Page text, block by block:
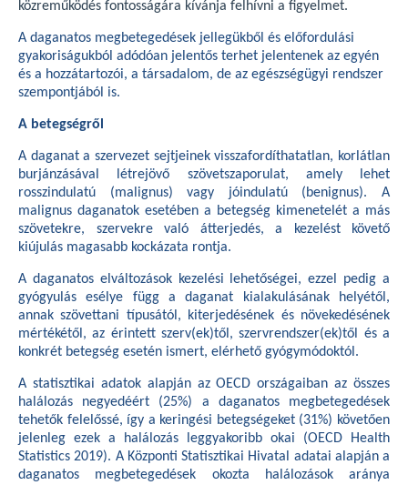
közreműködés fontosságára kívánja felhívni a figyelmet.
A daganatos megbetegedések jellegükből és előfordulási
gyakoriságukból adódóan jelentős terhet jelentenek az egyén
és a hozzátartozói, a társadalom, de az egészségügyi rendszer
szempontjából is.
A betegségről
A daganat a szervezet sejtjeinek visszafordíthatatlan, korlátlan
burjánzásával létrejövő szövetszaporulat, amely lehet
rosszindulatú (malignus) vagy jóindulatú (benignus). A
malignus daganatok esetében a betegség kimenetelét a más
szövetekre, szervekre való átterjedés, a kezelést követő
kiújulás magasabb kockázata rontja.
A daganatos elváltozások kezelési lehetőségei, ezzel pedig a
gyógyulás esélye függ a daganat kialakulásának helyétől,
annak szövettani típusától, kiterjedésének és növekedésének
mértékétől, az érintett szerv(ek)től, szervrendszer(ek)től és a
konkrét betegség esetén ismert, elérhető gyógymódoktól.
A statisztikai adatok alapján az OECD országaiban az összes
halálozás negyedéért (25%) a daganatos megbetegedések
tehetők felelőssé, így a keringési betegségeket (31%) követően
jelenleg ezek a halálozás leggyakoribb okai (OECD Health
Statistics 2019). A Központi Statisztikai Hivatal adatai alapján a
daganatos megbetegedések okozta halálozások aránya